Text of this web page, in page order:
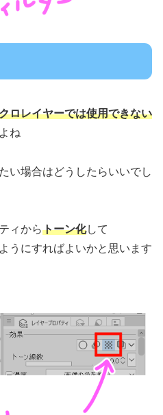
ロレイヤーでは使用できない
ね
い場合はどうしたらいいでし
ィからトーン化して
うにすればよいかと思います